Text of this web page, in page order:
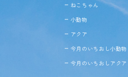
ねこちゃん
小動物
アクア
今月のいちおし小動物
今月のいちおしアクア